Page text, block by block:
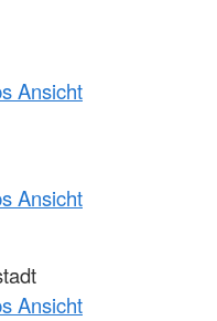
Ansicht
Ansicht
Ansicht